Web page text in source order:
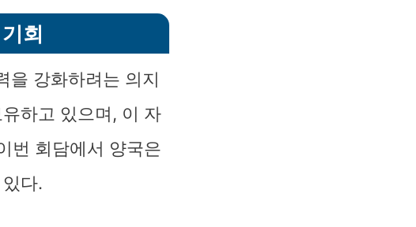
회
을 강화하려는 의지
하고 있으며, 이 자
번 회담에서 양국은
다.